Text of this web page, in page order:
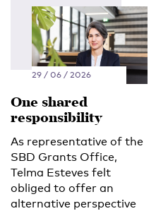
29 / 06 / 2026
One shared
responsibility
As representative of the
SBD Grants Office,
Telma Esteves felt
obliged to offer an
alternative perspective